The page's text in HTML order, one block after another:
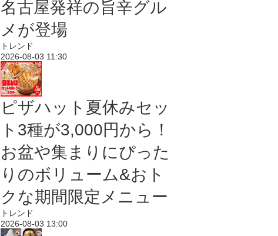
名古屋発祥の旨辛グル
メが登場
トレンド
2026-08-03 11:30
ピザハット夏休みセッ
ト3種が3,000円から！
お盆や集まりにぴった
りのボリューム&おト
クな期間限定メニュー
トレンド
2026-08-03 13:00